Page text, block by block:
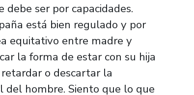
debe ser por capacidades.
está bien regulado y por
equitativo entre madre y
la forma de estar con su hija
o descartar la
hombre. Siento que lo que